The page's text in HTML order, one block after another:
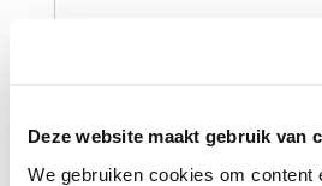
Deze website maakt gebruik van
We gebruiken cookies om content